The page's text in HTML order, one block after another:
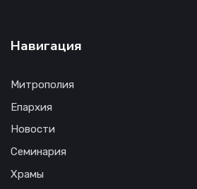
Навигация
Митрополия
Епархия
Новости
Семинария
Храмы